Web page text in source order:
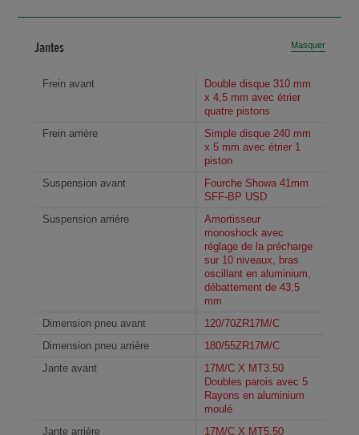
Jantes Masquer
Frein avant
Double disque 310 mm
x 4,5 mm avec étrier
quatre pistons
Frein arrière
Simple disque 240 mm
x 5 mm avec étrier 1
piston
Suspension avant
Fourche Showa 41mm
SFF-BP USD
Suspension arrière
Amortisseur
monoshock avec
réglage de la précharge
sur 10 niveaux, bras
oscillant en aluminium,
débattement de 43,5
mm
Dimension pneu avant
120/70ZR17M/C
Dimension pneu arrière
180/55ZR17M/C
Jante avant
17M/C X MT3.50
Doubles parois avec 5
Rayons en aluminium
moulé
Jante arrière
17M/C X MT5.50